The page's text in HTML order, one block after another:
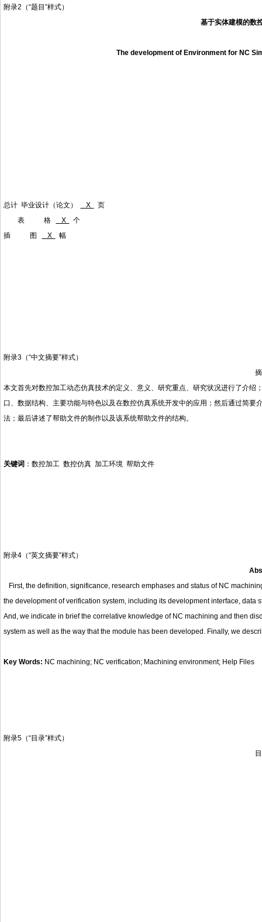
附录2（“题目”样式）
基于实体建模的数
The development of Environment for NC
总计 毕业设计（论文） X
页
表 格
X
个
插 图
X 幅
附录3（“中文摘要”样式）
本文首先对数控加工动态仿真技术的定义、意义、研究重点、研究状况进行了介
口、数据结构、主要功能与特色以及在数控仿真系统开发中的应用；然后通过简
法；最后讲述了帮助文件的制作以及该系统帮助文件的结构。
关键词 ：数控加工 数控仿真 加工环境 帮助文件
附录4（“英文摘要”样式）
First, the definition, significance, research emphases and status of NC
the development of verification system, including its development interface,
And, we indicate in brief the correlative knowledge of NC machining and then
system as well as the way that the module has been developed. Finally, we
Key Words: NC machining; NC verification; Machining environment; Help Files
附录5（“目录”样式）